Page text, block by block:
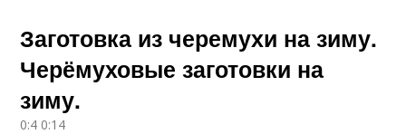
Заготовка из черемухи на зиму.
Черёмуховые заготовки на
зиму.
0:4 0:14